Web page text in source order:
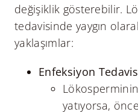
değişiklik gösterebilir.
tedavisinde yaygın
yaklaşımlar:
Enfeksiyon
yatıyorsa,